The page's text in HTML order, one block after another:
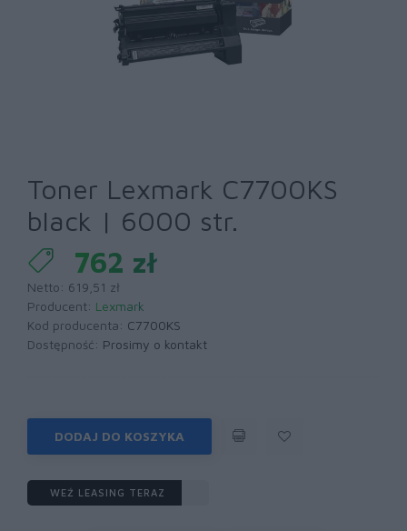
Toner Lexmark C7700KS
black | 6000 str.
762 zł
Netto: 619,51 zł
Producent: Lexmark
Kod producenta: C7700KS
Dostępność: Prosimy o kontakt
DODAJ DO KOSZYKA
WEŹ LEASING TERAZ